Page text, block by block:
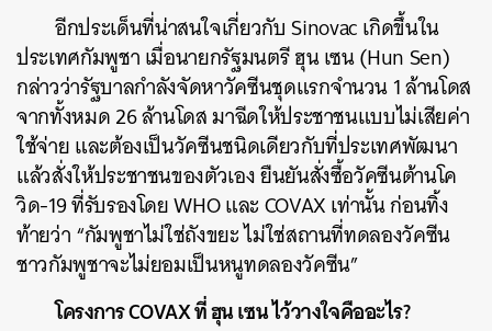
อีกประเด็นที่น่าสนใจเกี่ยวกับ Sinovac เกิดขึ้นใน
ประเทศกัมพูชา เมื่อนายกรัฐมนตรี ฮุน เซน (Hun Sen)
กล่าวว่ารัฐบาลกำลังจัดหาวัคซีนชุดแรกจำนวน 1 ล้านโดส
จากทั้งหมด 26 ล้านโดส มาฉีดให้ประชาชนแบบไม่เสียค่า
ใช้จ่าย และต้องเป็นวัคซีนชนิดเดียวกับที่ประเทศพัฒนา
แล้วสั่งให้ประชาชนของตัวเอง ยืนยันสั่งซื้อวัคซีนต้านโค
วิด-19 ที่รับรองโดย WHO และ COVAX เท่านั้น ก่อนทิ้ง
ท้ายว่า “กัมพูชาไม่ใช่ถังขยะ ไม่ใช่สถานที่ทดลองวัคซีน
ชาวกัมพูชาจะไม่ยอมเป็นหนูทดลองวัคซีน”
โครงการ COVAX ที่ ฮุน เซน ไว้วางใจคืออะไร?